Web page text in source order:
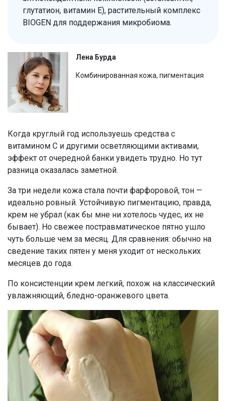
глутатион, витамин Е), растительный комплекс
BIOGEN для поддержания микробиома.
Лена Бурда
Комбинированная кожа, пигментация
Когда круглый год используешь средства с
витамином С и другими осветляющими активами,
эффект от очередной банки увидеть трудно. Но тут
разница оказалась заметной.
За три недели кожа стала почти фарфоровой, тон —
идеально ровный. Устойчивую пигментацию, правда,
крем не убрал (как бы мне ни хотелось чудес, их не
бывает). Но свежее постравматическое пятно ушло
чуть больше чем за месяц. Для сравнения: обычно на
сведение таких пятен у меня уходит от нескольких
месяцев до года.
По консистенции крем легкий, похож на классический
увлажняющий, бледно-оранжевого цвета.